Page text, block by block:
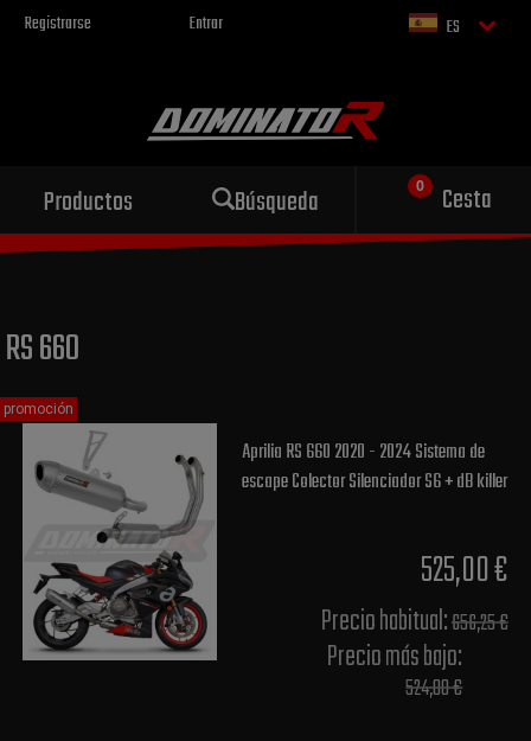
Registrarse Entrar ES
Productos Búsqueda Cesta
Escape deportivo
para tu motocicleta
RS 660
Aprilia RS 660 2020 - 2024 Sistema de
escape Colector Silenciador S6 + dB killer
525,00 €
Precio habitual​:656,25 €
Precio más bajo​:
524,00 €
promoción